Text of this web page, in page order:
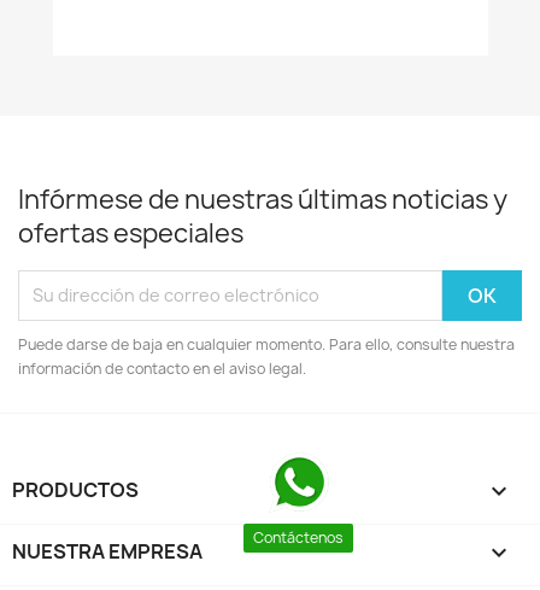
Infórmese de nuestras últimas noticias y
ofertas especiales
Puede darse de baja en cualquier momento. Para ello, consulte nuestra
información de contacto en el aviso legal.
PRODUCTOS 
NUESTRA EMPRESA 
Contáctenos